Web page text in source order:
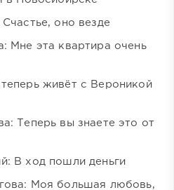
оно везде
Мне эта квартира очень
живёт с Вероникой
Теперь вы знаете это от
В ход пошли деньги
Моя большая любовь,